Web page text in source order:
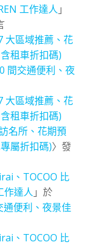
工作達人 」
大區域推薦、花
租車折扣碼)
間交通便利、夜
大區域推薦、花
租車折扣碼)
名所、花期預
屬折扣碼)〉發
、TOCOO 比
作達人 」於
便利、夜景佳
、TOCOO 比